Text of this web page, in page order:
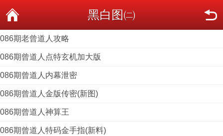
黑白图㈡
086期老曾道人攻略
086期曾道人点特玄机加大版
086期曾道人内幕泄密
086期曾道人金版传密(新图)
086期曾道人神算王
086期曾道人特码金手指(新料)